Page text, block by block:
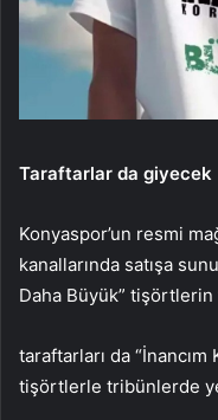
Taraftarlar da giyecek
Konyaspor’un resmi
kanallarında satışa
Daha Büyük”
taraftarları da “İnancım
tişörtlerle tribünlerde